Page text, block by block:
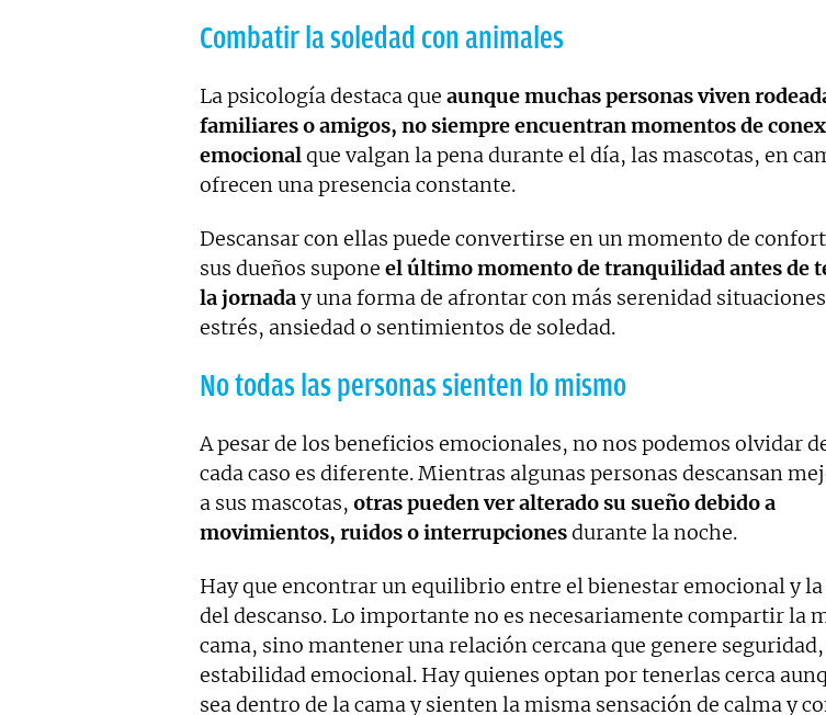
Combatir la soledad con animales
La psicología destaca que aunque muchas personas viven
familiares o amigos, no siempre encuentran momentos de
emocionalque valgan la pena durante el día, las mascotas, en
ofrecen una presencia constante.
Descansar con ellas puede convertirse en un momento de
sus dueños supone el último momento de tranquilidad antes de
la jornaday una forma de afrontar con más serenidad
estrés, ansiedad o sentimientos de soledad.
No todas las personas sienten lo mismo
A pesar de los beneficios emocionales, no nos podemos olvidar
cada caso es diferente. Mientras algunas personas descansan
a sus mascotas, otras pueden ver alterado su sueño debido a
movimientos, ruidos o interrupcionesdurante la noche.
Hay que encontrar un equilibrio entre el bienestar emocional y
del descanso. Lo importante no es necesariamente compartir la
cama, sino mantener una relación cercana que genere
estabilidad emocional. Hay quienes optan por tenerlas cerca
sea dentro de la cama y sienten la misma sensación de calma y